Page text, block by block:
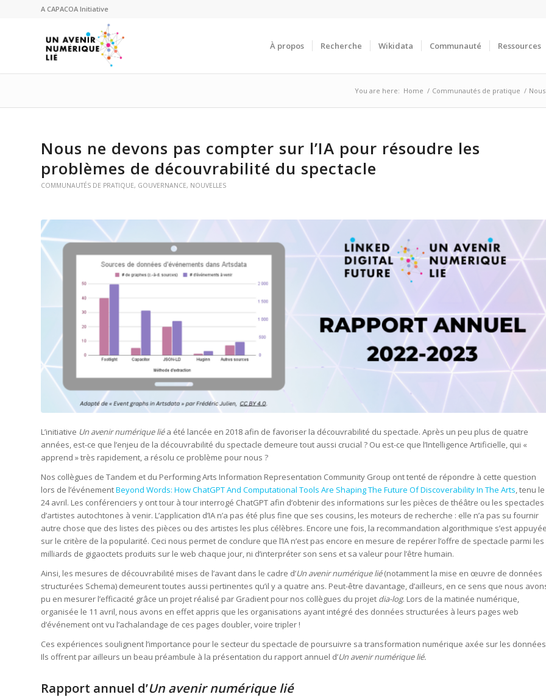
A CAPACOA Initiative
À propos Recherche Wikidata Communauté Ressources
You are here: Home / Communautés de pratique /
Nous ne devons pas compter sur l’IA pour résoudre les
problèmes de découvrabilité du spectacle
COMMUNAUTÉS DE PRATIQUE, GOUVERNANCE, NOUVELLES
L’initiative Un avenir numérique liéa été lancée en 2018 afin de favoriser la découvrabilité du spectacle. Après un peu plus de quatre
années, est-ce que l’enjeu de la découvrabilité du spectacle demeure tout aussi crucial ? Ou est-ce que l’Intelligence Artificielle, qui «
apprend » très rapidement, a résolu ce problème pour nous ?
Nos collègues de Tandem et du Performing Arts Information Representation Community Group ont tenté de répondre à cette question
lors de l’événementBeyond Words: How ChatGPT And Computational Tools Are Shaping The Future Of Discoverability In The Arts, tenu le
24 avril. Les conférenciers y ont tour à tour interrogé ChatGPT afin d’obtenir des informations sur les pièces de théâtre ou les spectacles
d’artistes autochtones à venir. L’application d’IA n’a pas été plus fine que ses cousins, les moteurs de recherche : elle n’a pas su fournir
autre chose que des listes des pièces ou des artistes les plus célèbres. Encore une fois, la recommandation algorithmique s’est
sur le critère de la popularité. Ceci nous permet de conclure que l’IA n’est pas encore en mesure de repérer l’offre de spectacle parmi les
milliards de gigaoctets produits sur le web chaque jour, ni d’interpréter son sens et sa valeur pour l’être humain.
Ainsi, les mesures de découvrabilité mises de l’avant dans le cadre d’Un avenir numérique lié(notamment la mise en œuvre de données
structurées Schema) demeurent toutes aussi pertinentes qu’il y a quatre ans. Peut-être davantage, d’ailleurs, en ce sens que nous
pu en mesurer l’efficacité grâce un projet réalisé par Gradient pour nos collègues du projet dia-log. Lors de la matinée numérique,
organisée le 11 avril, nous avons en effet appris que les organisations ayant intégré des données structurées à leurs pages web
d’événement ont vu l’achalandage de ces pages doubler, voire tripler !
Ces expériences soulignent l’importance pour le secteur du spectacle de poursuivre sa transformation numérique axée sur les
Ils offrent par ailleurs un beau préambule à la présentation du rapport annuel d’Un avenir numérique lié.
Rapport annuel d’Un avenir numérique lié